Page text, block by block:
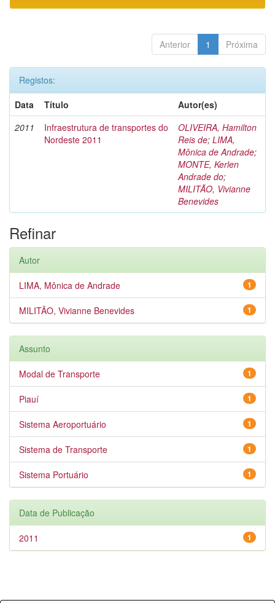
Anterior 1 Próxima
Registos:
Data
Título
Autor(es)
2011
Infraestrutura de transportes do
Nordeste 2011
OLIVEIRA, Hamilton
Reis de; LIMA,
Mônica de Andrade;
MONTE, Kerlen
Andrade do;
MILITÃO, Vivianne
Benevides
Refinar
Autor
1
LIMA, Mônica de Andrade
1
MILITÃO, Vivianne Benevides
Assunto
1
Modal de Transporte
1
Piauí
1
Sistema Aeroportuário
1
Sistema de Transporte
1
Sistema Portuário
Data de Publicação
1
2011